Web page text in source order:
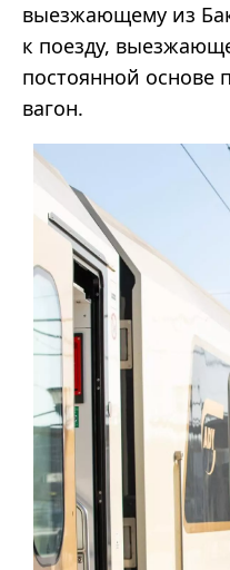
выезжающему из
к поезду,
постоянной основе
вагон.